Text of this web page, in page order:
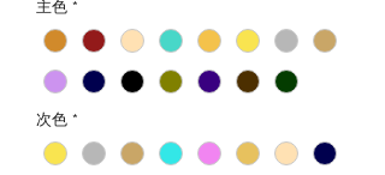
主色 *
次色 *